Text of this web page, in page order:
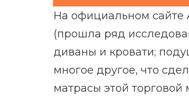
На официальном сайте
(прошла ряд
диваны и кровати;
многое другое, что
матрасы этой